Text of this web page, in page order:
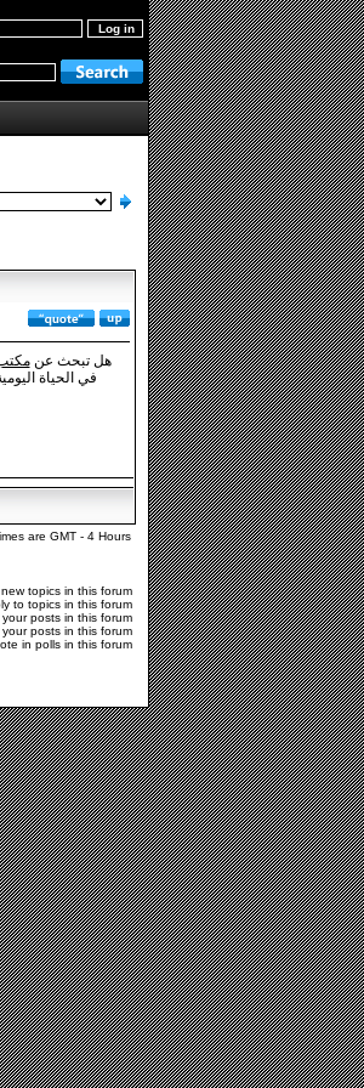
هل تبحث عن
في الحياة
are GMT - 4 Hours
topics in this forum
to topics in this forum
posts in this forum
posts in this forum
in polls in this forum